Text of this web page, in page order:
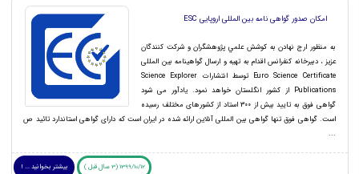
امکان صدور گواهی نامه بین المللی اروپایی ESC
به منظور ارج نهادن به كوشش علمي پژوهشگران و شرکت کنندگان
عزیز ، دبیرخانه کنفرانس اقدام به تهیه و ارسال گواهینامه بین المللی
Euro Science Certificate توسط انتشارات Science Explorer
Publications از کشور انگلستان خواهد نمود. یادآور می شود
گواهی فوق به تایید بیش از 300 استاد از کشورهای مختلف رسیده
است. گواهی فوق تنها گواهی بین المللی آنلاین ارائه شده در ایران است که دارای گواهی استاندارد تائید ص
...
1399/10/12 (3 سال قبل ) بیشتر بخوانید ... !